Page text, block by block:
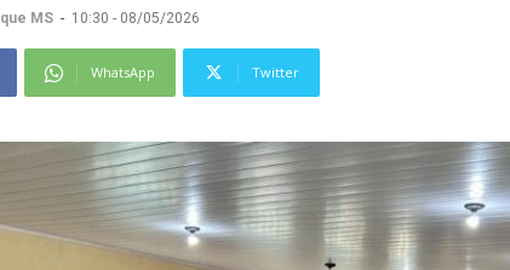
MS - 10:30 - 08/05/2026
WhatsApp Twitter